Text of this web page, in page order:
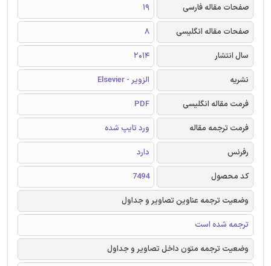
صفحات مقاله فارسی
19
صفحات مقاله انگلیسی
8
سال انتشار
2014
نشریه
الزویر - Elsevier
فرمت مقاله انگلیسی
PDF
فرمت ترجمه مقاله
ورد تایپ شده
رفرنس
دارد
کد محصول
7494
وضعیت ترجمه عناوین تصاویر و جداول
ترجمه شده است
وضعیت ترجمه متون داخل تصاویر و جداول